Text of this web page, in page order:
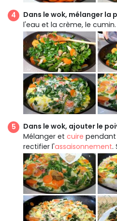
Dans le wok, mélanger la
l'eau et la crème, le
Dans le wok, ajouter le
Mélanger et cuire pendant
rectifier l'assaisonnement.